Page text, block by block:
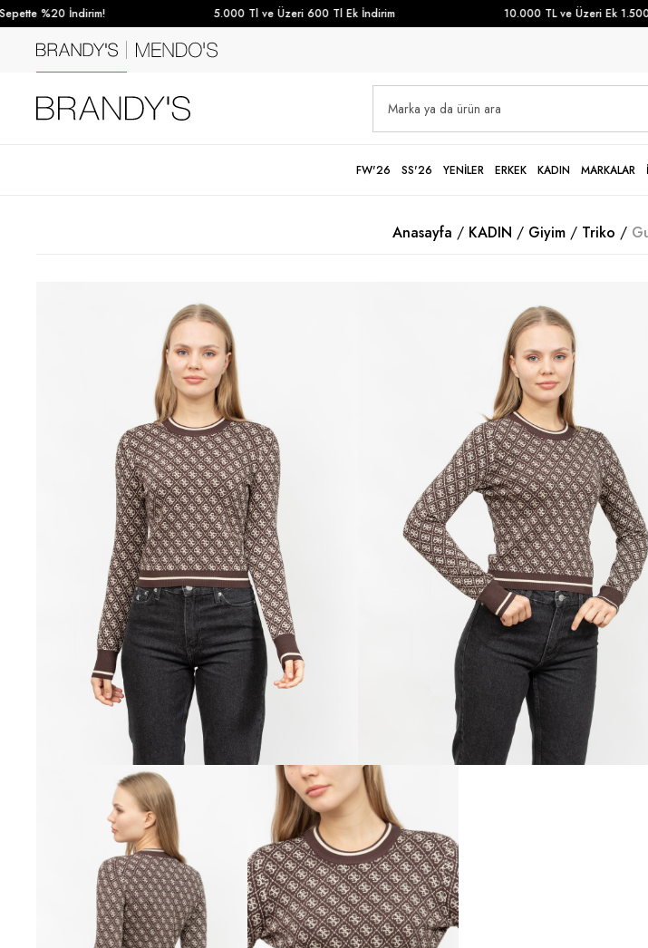
%20 İndirim! 5.000 Tl ve Üzeri 600 Tl Ek İndirim 10.000 TL ve Üzeri Ek 1.500
FW'26 SS'26 YENİLER ERKEK KADIN MARKALAR
Anasayfa KADIN Giyim Triko